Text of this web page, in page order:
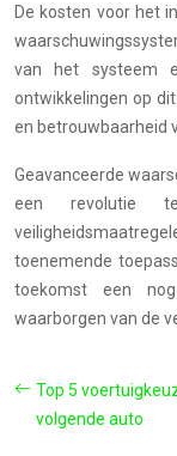
De kosten voor het
van het systeem
ontwikkelingen op
en betrouwbaarheid
Geavanceerde
een revolutie
toenemende
toekomst een
waarborgen van de
Top 5
volgende auto